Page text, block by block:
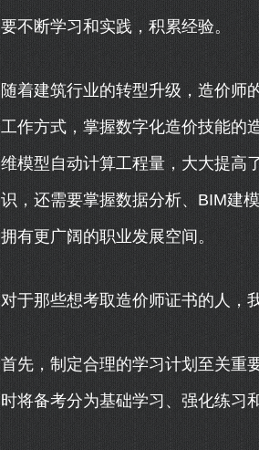
要不断学习和实践，积累经验。
随着建筑行业的转型升级，造价师
工作方式，掌握数字化造价技能的
维模型自动计算工程量，大大提高
识，还需要掌握数据分析、BIM建
拥有更广阔的职业发展空间。
对于那些想考取造价师证书的人，
首先，制定合理的学习计划至关重
时将备考分为基础学习、强化练习